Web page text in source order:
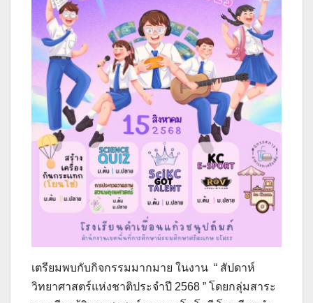
เตรียมพบกับกิจกรรมมากมาย ในงาน “ สัปดาห์
วิทยาศาสตร์แห่งชาติประจำปี 2568 ” โดยกลุ่มสาระ